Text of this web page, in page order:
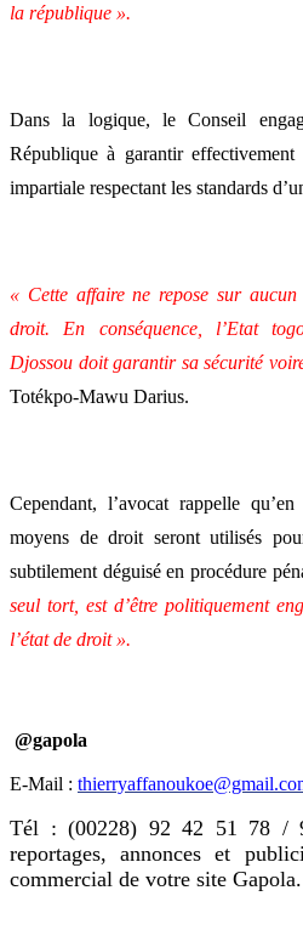
la république ».
Dans la logique, le Conseil
République à garantir effectivement
impartiale respectant les standards
« Cette affaire ne repose sur
droit. En conséquence, l’Etat
Djossou doit garantir sa sécurité
Totékpo-Mawu Darius.
Cependant, l’avocat rappelle
moyens de droit seront utilisés
subtilement déguisé en procédure
seul tort, est d’être politiquement
l’état de droit ».
@gapola
E-Mail :
Tél : (00228) 92 42 51 78 /
reportages, annonces et
commercial de votre site